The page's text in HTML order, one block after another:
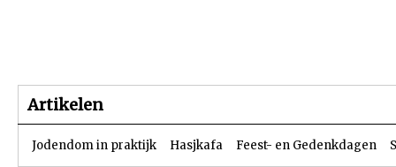
Artikelen
Jodendom in praktijk Hasjkafa Feest- en Gedenkdagen